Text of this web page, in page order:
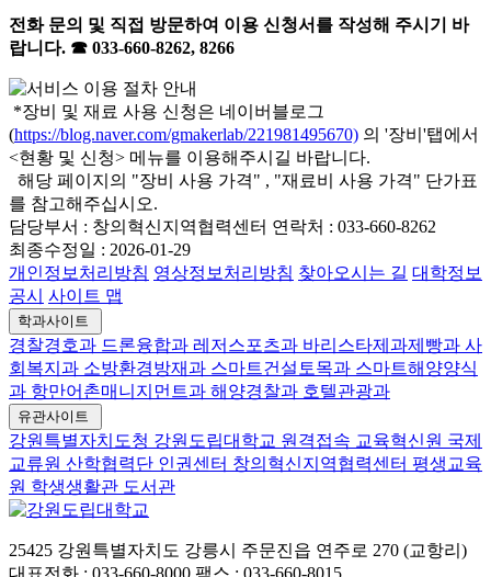
전화 문의 및 직접 방문하여 이용 신청서를 작성해 주시기 바
랍니다. ☎ 033-660-8262, 8266
*장비 및 재료 사용 신청은 네이버블로그
(https://blog.naver.com/gmakerlab/221981495670) 의 '장비'탭에서
<현황 및 신청> 메뉴를 이용해주시길 바랍니다.
해당 페이지의 "장비 사용 가격" , "재료비 사용 가격" 단가표
를 참고해주십시오.
담당부서 : 창의혁신지역협력센터 연락처 : 033-660-8262
최종수정일 : 2026-01-29
개인정보처리방침 영상정보처리방침 찾아오시는 길 대학정보
공시 사이트 맵
학과사이트
경찰경호과 드론융합과 레저스포츠과 바리스타제과제빵과 사
회복지과 소방환경방재과 스마트건설토목과 스마트해양양식
과 항만어촌매니지먼트과 해양경찰과 호텔관광과
유관사이트
강원특별자치도청 강원도립대학교 원격접속 교육혁신원 국제
교류원 산학협력단 인권센터 창의혁신지역협력센터 평생교육
원 학생생활관 도서관
25425 강원특별자치도 강릉시 주문진읍 연주로 270 (교항리)
대표전화 : 033-660-8000 팩스 : 033-660-8015